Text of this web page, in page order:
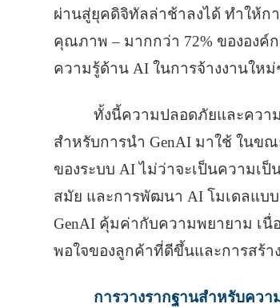
ผ่านสู่ยุคดิจิทัลล่าช้าลงได้ ทําให้
คุณภาพ – มากกว่า 72% ขององค์
ความรู้ด้าน AI ในการจ้างงานให
ทั้งนี้ความปลอดภัยและควา
สําหรับการนํา GenAI มาใช้ ในข
ของระบบ AI ไม่ว่าจะเป็นความเ
สมัย และการพัฒนา AI โมเดลแบ
GenAI คุ้มค่ากับความพยายาม เ
พอใจของลูกค้าที่ดีขึ้นและการสร้า
การวางรากฐานสําหรับควา